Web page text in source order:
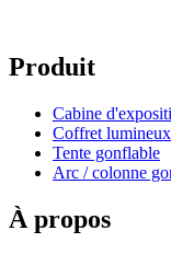
Produit
Cabine
Coffret lumineux
Tente gonflable
Arc / colonne
À propos